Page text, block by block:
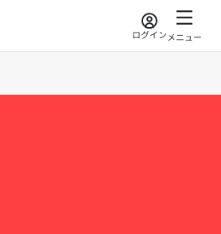
ログインメニュー